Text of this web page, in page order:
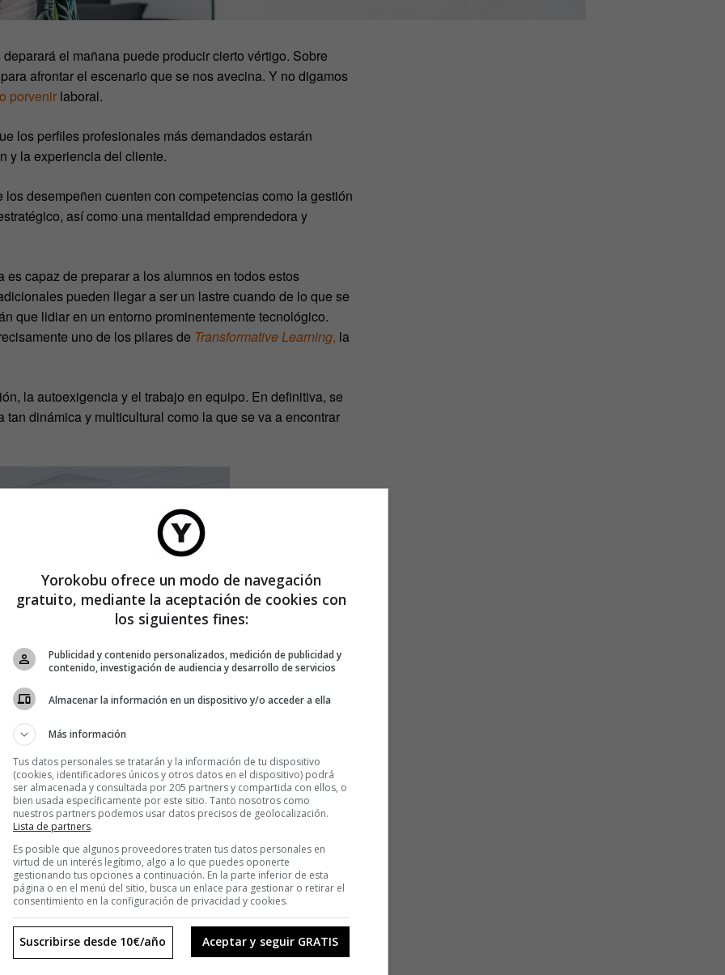
el mañana puede producir cierto vértigo. Sobre
afrontar el escenario que se nos avecina. Y no digamos
porvenir laboral.
los perfiles profesionales más demandados estarán
y la experiencia del cliente.
desempeñen cuenten con competencias como la gestión
así como una mentalidad emprendedora y
capaz de preparar a los alumnos en todos estos
pueden llegar a ser un lastre cuando de lo que se
que lidiar en un entorno prominentemente tecnológico.
uno de los pilares de Transformative Learning, la
la autoexigencia y el trabajo en equipo. En definitiva, se
dinámica y multicultural como la que se va a encontrar
mixta y flexible, que combina la presencialidad en remoto y
en espacios infinitos que unen lo mejor de los dos
de aprendizaje», que como explica el profesor Oliver
y Publicidad de ESIC, «se materializa desde
se convierte en un mentor del alumno, en un
de su aprendizaje, siempre de acuerdo con
con el LMS Canvas, donde se le suben al alumno los
lugar de debate o cocreación fundamentado en un
Yorokobu ofrece un modo de navegación
gratuito, mediante la aceptación de cookies con
los siguientes fines:
Publicidad y contenido personalizados, medición de publicidad y
contenido, investigación de audiencia y desarrollo de servicios
Almacenar la información en un dispositivo y/o acceder a ella
Más información
Tus datos personales se tratarán y la información de tu dispositivo
(cookies, identificadores únicos y otros datos en el dispositivo) podrá
ser almacenada y consultada por 205 partners y compartida con ellos, o
bien usada específicamente por este sitio. Tanto nosotros como
nuestros partners podemos usar datos precisos de geolocalización.
Lista de partners.
Es posible que algunos proveedores traten tus datos personales en
virtud de un interés legítimo, algo a lo que puedes oponerte
gestionando tus opciones a continuación. En la parte inferior de esta
página o en el menú del sitio, busca un enlace para gestionar o retirar el
consentimiento en la configuración de privacidad y cookies.
Aceptar y seguir GRATIS
Suscribirse desde 10€/año